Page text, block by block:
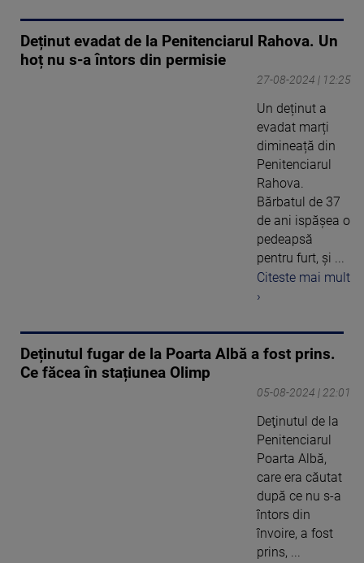
Deținut evadat de la Penitenciarul Rahova. Un
hoț nu s-a întors din permisie
27-08-2024 | 12:25
Un deținut a
evadat marți
dimineață din
Penitenciarul
Rahova.
Bărbatul de 37
de ani ispășea o
pedeapsă
pentru furt, și ...
Citeste mai mult
›
Deținutul fugar de la Poarta Albă a fost prins.
Ce făcea în stațiunea Olimp
05-08-2024 | 22:01
Deţinutul de la
Penitenciarul
Poarta Albă,
care era căutat
după ce nu s-a
întors din
învoire, a fost
prins, ...